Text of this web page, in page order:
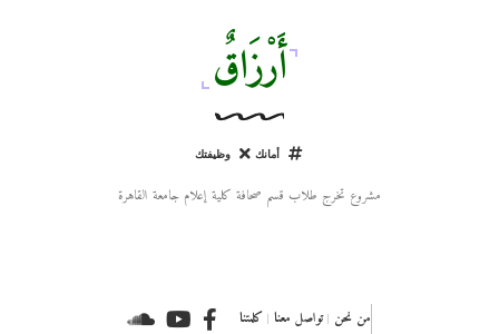
أَرْزَاقٌ
أمانك وظيفتك
مشروع تخرج طلاب قسم صحافة كلية إعلام جامعة القاهرة
من نحن تواصل معنا كلمتنا